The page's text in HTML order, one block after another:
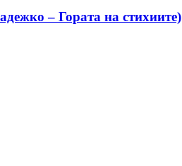
– Гората на стихиите)